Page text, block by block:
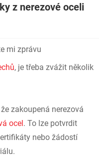
z nerezové oceli
mi zprávu
, je třeba zvážit několik
zakoupená nerezová
ocel. To lze potvrdit
nebo žádostí